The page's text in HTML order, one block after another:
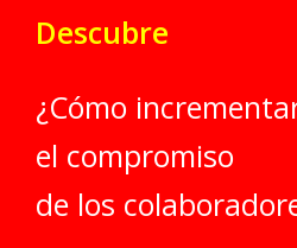
Descubre
¿Cómo
el compromiso
de los